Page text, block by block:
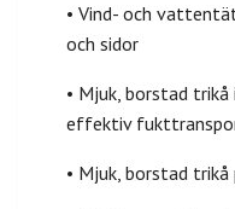
• Vind- och
och sidor
• Mjuk, borstad
effektiv
• Mjuk, borstad trikå